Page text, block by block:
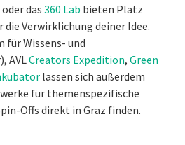
oder das 360 Lab bieten Platz
Verwirklichung deiner Idee.
für Wissens- und
AVL Creators Expedition, Green
lassen sich außerdem
für themenspezifische
Offs direkt in Graz finden.